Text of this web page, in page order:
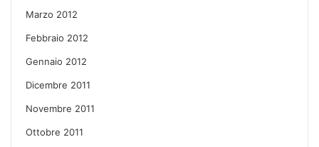
Marzo 2012
Febbraio 2012
Gennaio 2012
Dicembre 2011
Novembre 2011
Ottobre 2011